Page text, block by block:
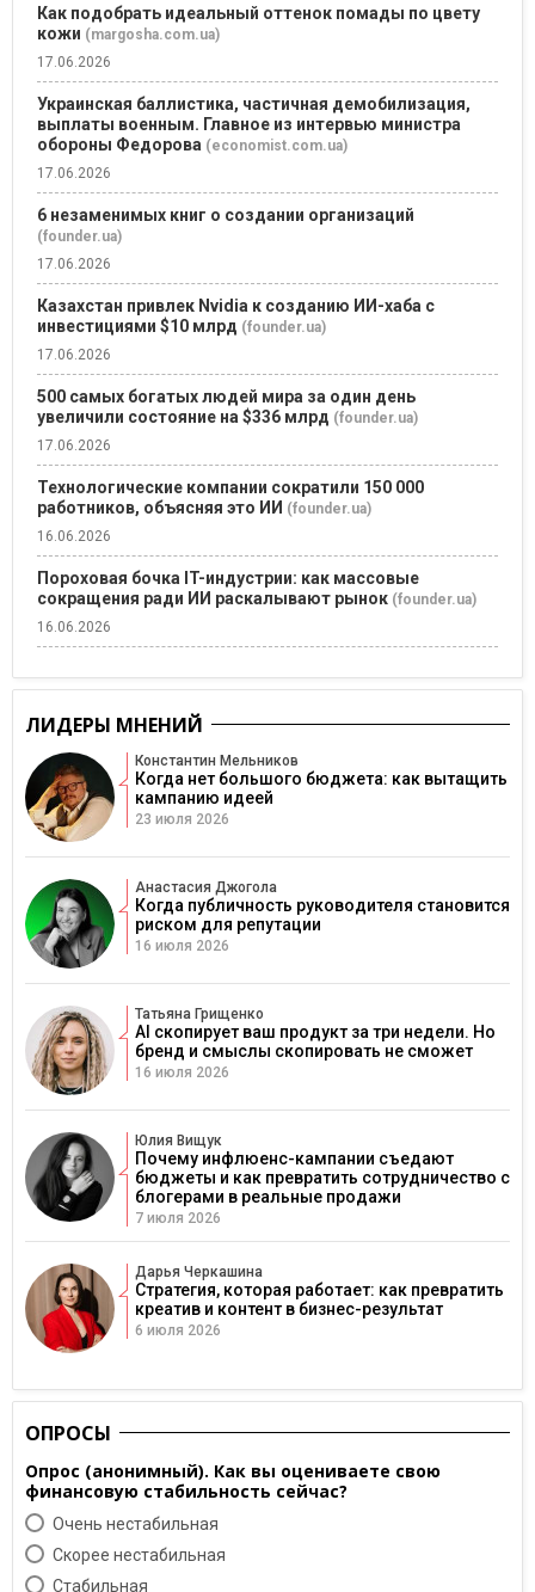
Как подобрать идеальный оттенок помады по цвету
кожи (margosha.com.ua)
17.06.2026
Украинская баллистика, частичная демобилизация,
выплаты военным. Главное из интервью министра
обороны Федорова (economist.com.ua)
17.06.2026
6 незаменимых книг о создании организаций
(founder.ua)
17.06.2026
Казахстан привлек Nvidia к созданию ИИ-хаба с
инвестициями $10 млрд (founder.ua)
17.06.2026
500 самых богатых людей мира за один день
увеличили состояние на $336 млрд (founder.ua)
17.06.2026
Технологические компании сократили 150 000
работников, объясняя это ИИ (founder.ua)
16.06.2026
Пороховая бочка IT-индустрии: как массовые
сокращения ради ИИ раскалывают рынок (founder.ua)
16.06.2026
ЛИДЕРЫ МНЕНИЙ
Константин Мельников
Когда нет большого бюджета: как вытащить
кампанию идеей
23 июля 2026
Анастасия Джогола
Когда публичность руководителя становится
риском для репутации
16 июля 2026
Татьяна Грищенко
AI скопирует ваш продукт за три недели. Но
бренд и смыслы скопировать не сможет
16 июля 2026
Юлия Вищук
Почему инфлюенс-кампании съедают
бюджеты и как превратить сотрудничество с
блогерами в реальные продажи
7 июля 2026
Дарья Черкашина
Стратегия, которая работает: как превратить
креатив и контент в бизнес-результат
6 июля 2026
ОПРОСЫ
Опрос (анонимный). Как вы оцениваете свою
финансовую стабильность сейчас?
Очень нестабильная
Скорее нестабильная
Cтабильная